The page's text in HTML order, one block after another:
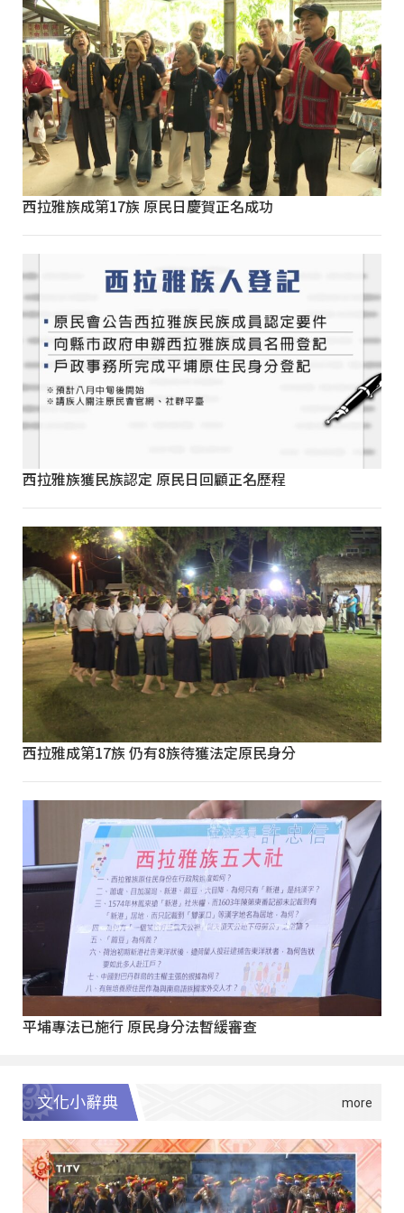
西拉雅族成第17族 原民日慶賀正名成功
西拉雅族獲民族認定 原民日回顧正名歷程
西拉雅成第17族 仍有8族待獲法定原民身分
平埔專法已施行 原民身分法暫緩審查
文化小辭典